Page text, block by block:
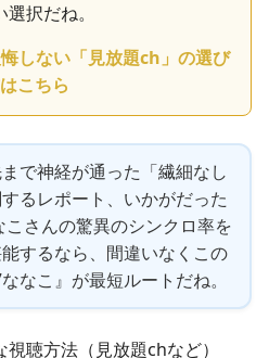
択だね。
しない「見放題ch」の選び
こちら
で神経が通った「繊細なし
るレポート、いかがだった
こさんの驚異のシンクロ率を
するなら、間違いなくこの
なこ』が最短ルートだね。
聴方法（見放題chなど）